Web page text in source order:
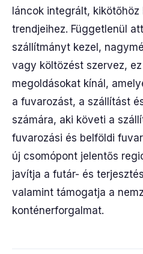
láncok integrált,
trendjeihez. Függetlenül
szállítmányt kezel,
vagy költözést szervez,
megoldásokat kínál,
a fuvarozást, a szállítást
számára, aki követi a
fuvarozási és belföldi
új csomópont jelentős
javítja a futár- és
valamint támogatja a
konténerforgalmat.